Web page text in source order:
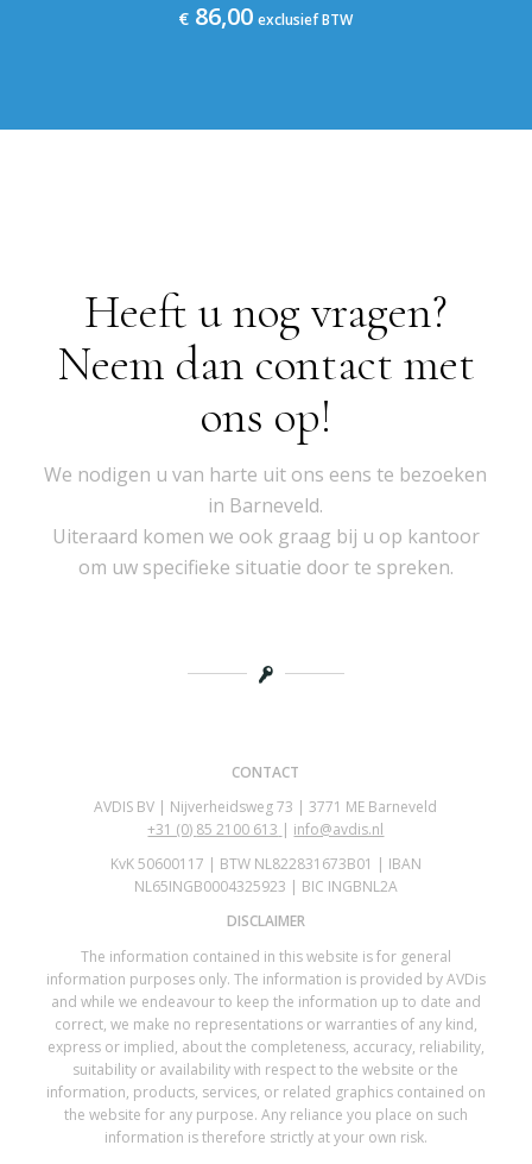
€ 86,00 exclusief BTW
Heeft u nog vragen?
Neem dan contact met
ons op!
We nodigen u van harte uit ons eens te bezoeken
in Barneveld.
Uiteraard komen we ook graag bij u op kantoor
om uw specifieke situatie door te spreken.
CONTACT
AVDIS BV | Nijverheidsweg 73 | 3771 ME Barneveld
+31 (0) 85 2100 613 | info@avdis.nl
KvK 50600117 | BTW NL822831673B01 | IBAN
NL65INGB0004325923 | BIC INGBNL2A
DISCLAIMER
The information contained in this website is for general
information purposes only. The information is provided by AVDis
and while we endeavour to keep the information up to date and
correct, we make no representations or warranties of any kind,
express or implied, about the completeness, accuracy, reliability,
suitability or availability with respect to the website or the
information, products, services, or related graphics contained on
the website for any purpose. Any reliance you place on such
information is therefore strictly at your own risk.